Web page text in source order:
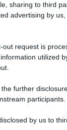
sharing to third
advertising by
request is
utilized
further
participants.
by us to